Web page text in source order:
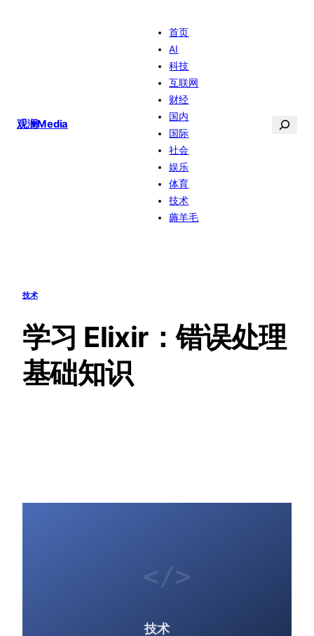
观澜Media
首页
AI
科技
互联网
财经
国内
国际
社会
娱乐
体育
技术
薅羊毛
搜
技术
学习 Elixir：错误处理
基础知识